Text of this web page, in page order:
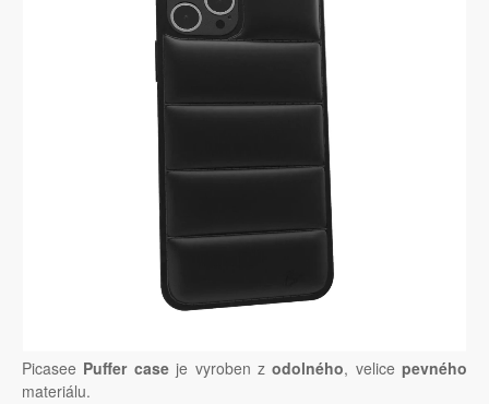
Picasee Puffer caseje vyroben zodolného, velice pevného
materiálu.